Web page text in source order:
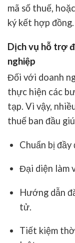
mã số thuế,
ký kết hợp đồng.
Dịch vụ hỗ trợ
nghiệp
Đối với doanh
thực hiện các
tạp. Vì vậy,
thuế ban đầu
Chuẩn bị đầy
Đại diện làm
Hướng dẫn
tử.
Tiết kiệm